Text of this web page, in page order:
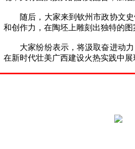
随后，大家来到钦州市政协文史
和创作力，在陶坯上雕刻出独特的
大家纷纷表示，将汲取奋进动力
在新时代壮美广西建设火热实践中